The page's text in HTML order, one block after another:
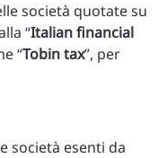
società quotate su
“Italian financial
“Tobin tax”, per
società esenti da